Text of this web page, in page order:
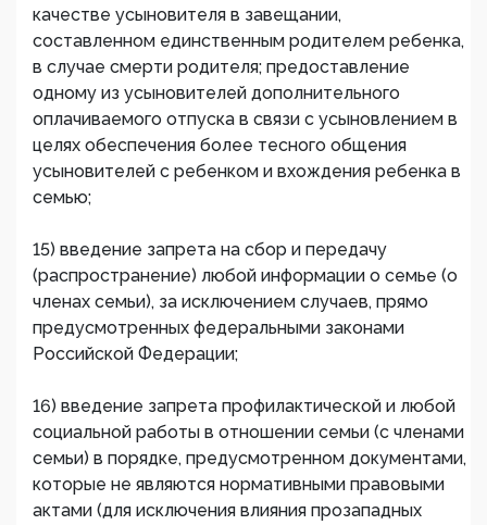
качестве усыновителя в завещании,
составленном единственным родителем ребенка,
в случае смерти родителя; предоставление
одному из усыновителей дополнительного
оплачиваемого отпуска в связи с усыновлением в
целях обеспечения более тесного общения
усыновителей с ребенком и вхождения ребенка в
семью;
15) введение запрета на сбор и передачу
(распространение) любой информации о семье (о
членах семьи), за исключением случаев, прямо
предусмотренных федеральными законами
Российской Федерации;
16) введение запрета профилактической и любой
социальной работы в отношении семьи (с членами
семьи) в порядке, предусмотренном документами,
которые не являются нормативными правовыми
актами (для исключения влияния прозападных